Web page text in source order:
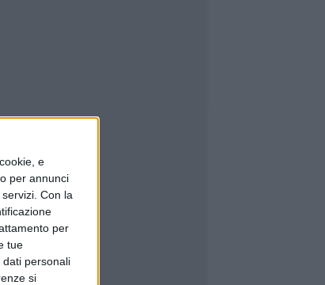
e
per annunci
Con la
per
tue
personali
si